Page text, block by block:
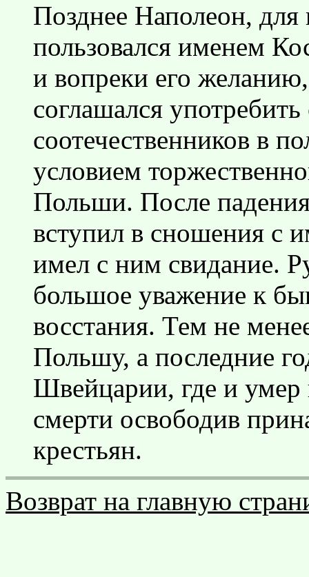
Позднее Наполеон, для
пользовался именем
и вопреки его
соглашался
соотечественников в
условием
Польши. После
вступил в сношения с
имел с ним свидание.
большое уважение к
восстания. Тем не
Польшу, а последние
Швейцарии, где и умер
смерти освободив
крестьян.
Возврат на главную